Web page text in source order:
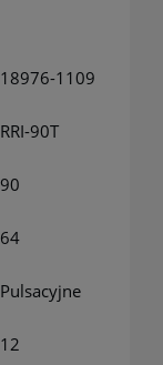
18976-1109
RRI-90T
90
64
Pulsacyjne
12